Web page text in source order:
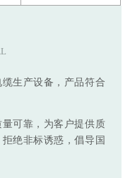
生产设备，产品符合
可靠，为客户提供质
绝非标诱惑，倡导国